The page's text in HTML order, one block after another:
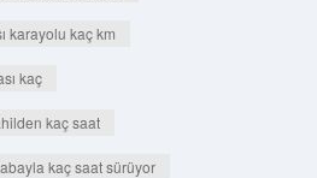
karayolu kaç km
kaç
kaç saat
kaç saat sürüyor